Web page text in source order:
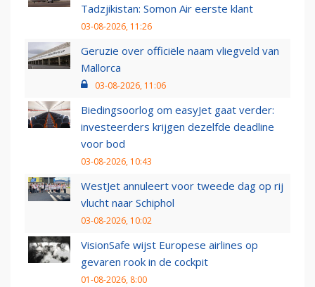
Tadzjikistan: Somon Air eerste klant
03-08-2026, 11:26
Geruzie over officiële naam vliegveld van
Mallorca
03-08-2026, 11:06
Biedingsoorlog om easyJet gaat verder:
investeerders krijgen dezelfde deadline
voor bod
03-08-2026, 10:43
WestJet annuleert voor tweede dag op rij
vlucht naar Schiphol
03-08-2026, 10:02
VisionSafe wijst Europese airlines op
gevaren rook in de cockpit
01-08-2026, 8:00